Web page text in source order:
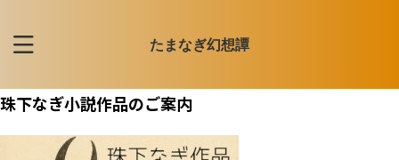
たまなぎ幻想譚
珠下なぎ小説作品のご案内